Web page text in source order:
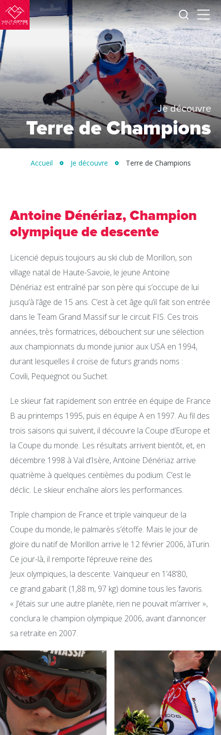
Haut-
Je
Menu
Je découvre
Terre de Champions
Accueil Je découvre Terre de Champions
Antoine Dénériaz, Champion
olympique de descente
Licencié depuis toujours au ski club de Morillon, son
village natal de Haute-Savoie, le jeune Antoine
Dénériaz est entraîné par son père qui s’occupe de lui
jusqu’à l’âge de 15 ans. C’est à cet âge qu’il fait son entrée
dans le Team Grand Massif sur le circuit FIS. Ces trois
années, très formatrices, débouchent sur une sélection
aux championnats du monde junior aux USA en 1994,
durant lesquelles il croise de futurs grands noms :
Covili, Pequegnot ou Suchet.
Le skieur fait rapidement son entrée en équipe de France
B au printemps 1995, puis en équipe A en 1997. Au fil des
trois saisons qui suivent, il découvre la Coupe d’Europe et
la Coupe du monde. Les résultats arrivent bientôt, et, en
décembre 1998 à Val d’Isère, Antoine Dénériaz arrive
quatrième à quelques centièmes du podium. C’est le
déclic. Le skieur enchaîne alors les performances.
Triple champion de France et triple vainqueur de la
Coupe du monde, le palmarès s’étoffe. Mais le jour de
gloire du natif de Morillon arrive le 12 février 2006, àTurin.
Ce jour-là, il remporte l’épreuve reine des
Jeux olympiques, la descente. Vainqueur en 1’48’80,
ce grand gabarit (1,88 m, 97 kg) domine tous les favoris.
« J’étais sur une autre planète, rien ne pouvait m’arriver »,
conclura le champion olympique 2006, avant d’annoncer
sa retraite en 2007.